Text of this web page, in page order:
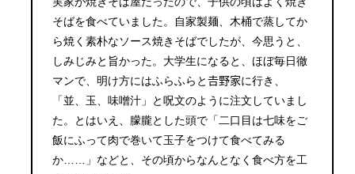
そばを食べていました。自家製麺、木桶で蒸してか
ら焼く素朴なソース焼きそばでしたが、今思うと、
しみじみと旨かった。大学生になると、ほぼ毎日徹
マンで、明け方にはふらふらと𠮷野家に行き、
「並、玉、味噌汁」と呪文のように注文していまし
た。とはいえ、朦朧とした頭で「二口目は七味をご
飯にふって肉で巻いて玉子をつけて食べてみる
か……」などと、その頃からなんとなく食べ方を工